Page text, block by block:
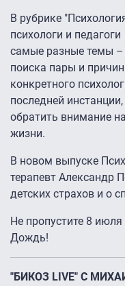
В рубрике
психологи и
самые разные темы –
поиска пары и
конкретного
последней
обратить внимание
жизни.
В новом выпуске
терапевт Александр
детских страхов и о
Не пропустите 8
Дождь!
"БИКОЗ LIVE" С